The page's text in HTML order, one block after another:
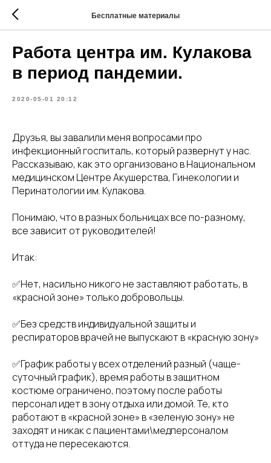
Бесплатные материалы
Работа центра им. Кулакова
в период пандемии.
2020-05-01 20:12
Друзья, вы завалили меня вопросами про
инфекционный госпиталь, который развернут у нас.
Рассказываю, как это организовано в Национальном
медицинском Центре Акушерства, Гинекологии и
Перинатологии им. Кулакова.
Понимаю, что в разных больницах все по-разному,
все зависит от руководителей!
Итак:
✅Нет, насильно никого не заставляют работать, в
«красной зоне» только добровольцы.
✅Без средств индивидуальной защиты и
респираторов врачей не выпускают в «красную зону»
✅График работы у всех отделений разный (чаще-
суточный график), время работы в защитном
костюме ограничено, поэтому после работы
персонал идет в зону отдыха или домой. Те, кто
работают в «красной зоне» в «зеленую зону» не
заходят и никак с пациентами\медперсоналом
оттуда не пересекаются.